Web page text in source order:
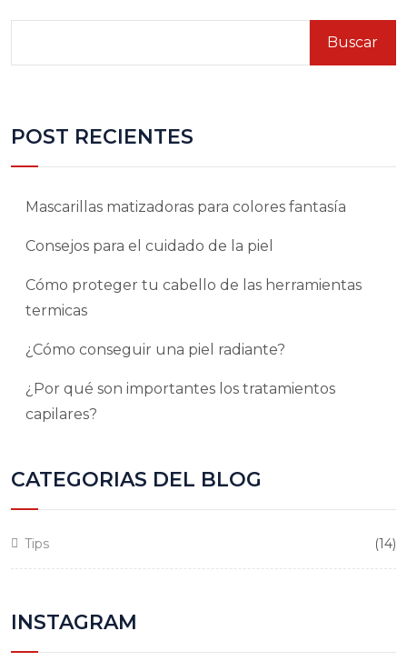
Buscar
POST RECIENTES
Mascarillas matizadoras para colores fantasía
Consejos para el cuidado de la piel
Cómo proteger tu cabello de las herramientas
termicas
¿Cómo conseguir una piel radiante?
¿Por qué son importantes los tratamientos
capilares?
CATEGORIAS DEL BLOG
Tips (14)
INSTAGRAM